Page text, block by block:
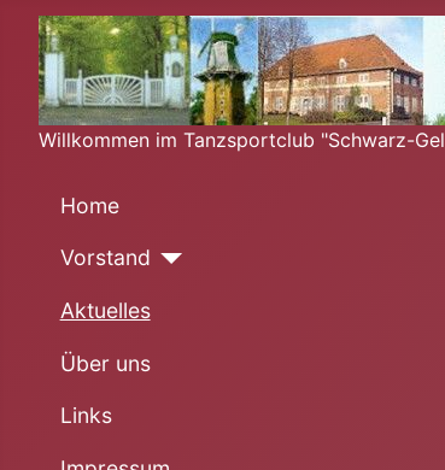
Willkommen im Tanzsportclub "Schwarz-
Home
Vorstand
Aktuelles
Über uns
Links